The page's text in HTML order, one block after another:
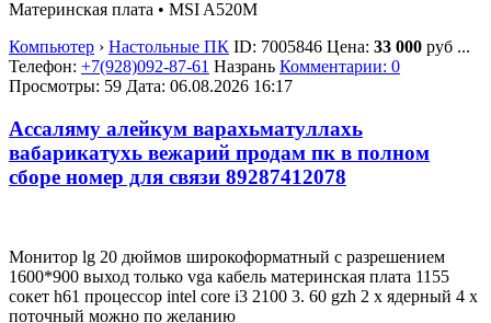
Материнская плата • MSI A520M
Компьютер › Настольные ПК ID: 7005846 Цена: 33 000 руб ...
Телефон: +7(928)092-87-61 Назрань Комментарии: 0
Просмотры: 59 Дата: 06.08.2026 16:17
Ассаляму алейкум варахьматуллахь
вабарикатухь вежарий продам пк в полном
сборе номер для связи 89287412078
Монитор lg 20 дюймов широкоформатный с разрешением
1600*900 выход только vga кабель материнская плата 1155
сокет h61 процессор intel core i3 2100 3. 60 gzh 2 х ядерный 4 х
поточный можно по желанию